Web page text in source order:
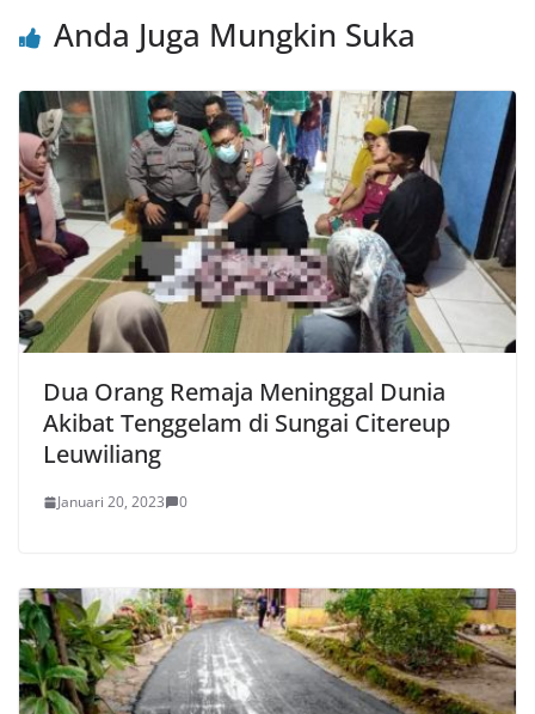
Anda Juga Mungkin Suka
Dua Orang Remaja Meninggal Dunia
Akibat Tenggelam di Sungai Citereup
Leuwiliang
Januari 20, 2023 0